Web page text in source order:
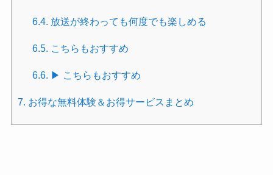
6.4. 放送が終わっても何度でも楽しめる
6.5. こちらもおすすめ
6.6. ▶ こちらもおすすめ
7. お得な無料体験＆お得サービスまとめ